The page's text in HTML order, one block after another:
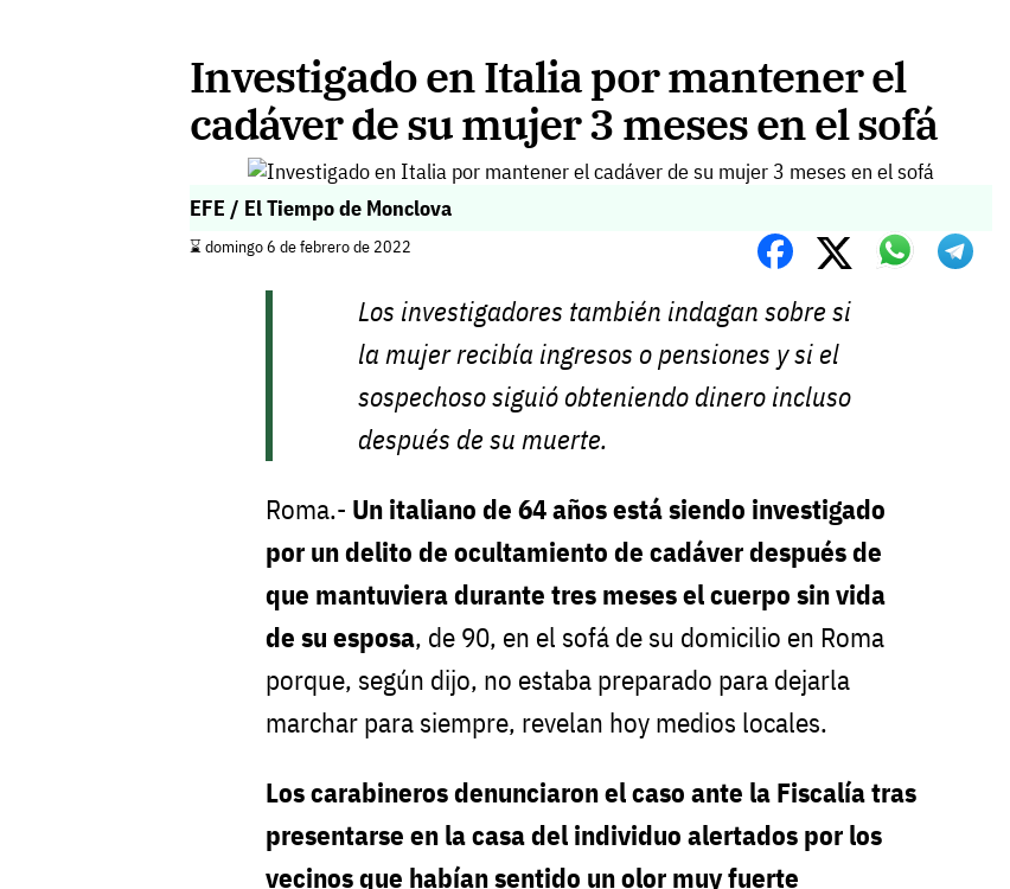
Investigado en Italia por mantener el
cadáver de su mujer 3 meses en el sofá
EFE / El Tiempo de Monclova
⌛️ domingo 6 de febrero de 2022
Los investigadores también indagan sobre si
la mujer recibía ingresos o pensiones y si el
sospechoso siguió obteniendo dinero incluso
después de su muerte.
Roma.- Un italiano de 64 años está siendo investigado
por un delito de ocultamiento de cadáver después de
que mantuviera durante tres meses el cuerpo sin vida
de su esposa, de 90, en el sofá de su domicilio en Roma
porque, según dijo, no estaba preparado para dejarla
marchar para siempre, revelan hoy medios locales.
Los carabineros denunciaron el caso ante la Fiscalía tras
presentarse en la casa del individuo alertados por los
vecinos que habían sentido un olor muy fuerte